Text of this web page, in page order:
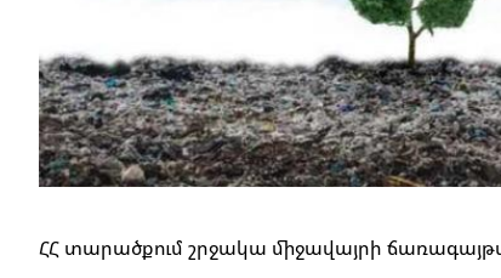
ՀՀ տարածքում շրջակա միջավայրի